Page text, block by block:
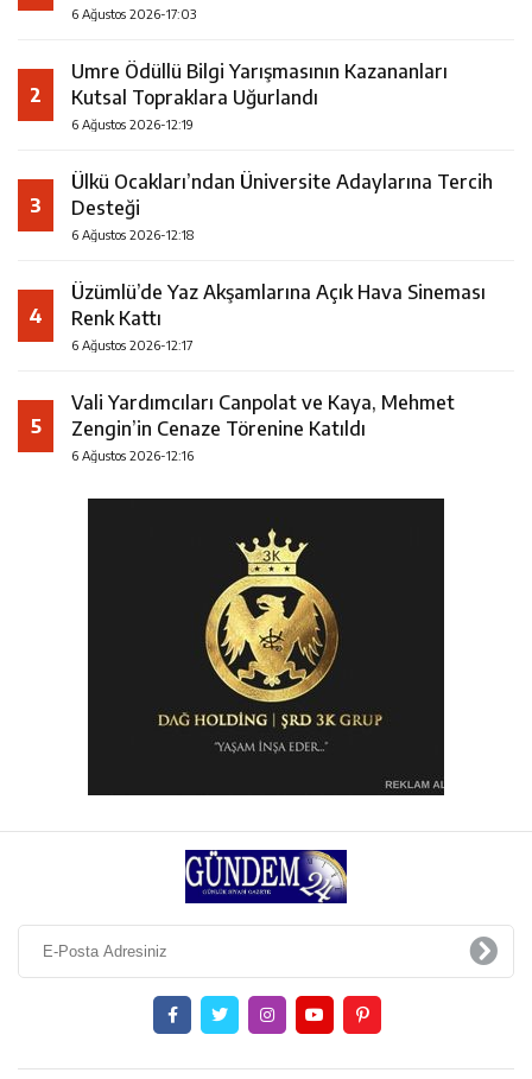
6 Ağustos 2026-17:03
2
Umre Ödüllü Bilgi Yarışmasının Kazananları
Kutsal Topraklara Uğurlandı
6 Ağustos 2026-12:19
3
Ülkü Ocakları’ndan Üniversite Adaylarına Tercih
Desteği
6 Ağustos 2026-12:18
4
Üzümlü’de Yaz Akşamlarına Açık Hava Sineması
Renk Kattı
6 Ağustos 2026-12:17
5
Vali Yardımcıları Canpolat ve Kaya, Mehmet
Zengin’in Cenaze Törenine Katıldı
6 Ağustos 2026-12:16